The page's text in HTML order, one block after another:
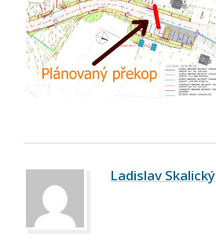
Ladislav Skalický